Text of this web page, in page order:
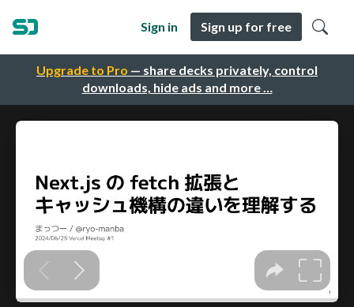
Upgrade to Pro — share decks privately, control
downloads, hide ads and more …
Sign in Sign up for free